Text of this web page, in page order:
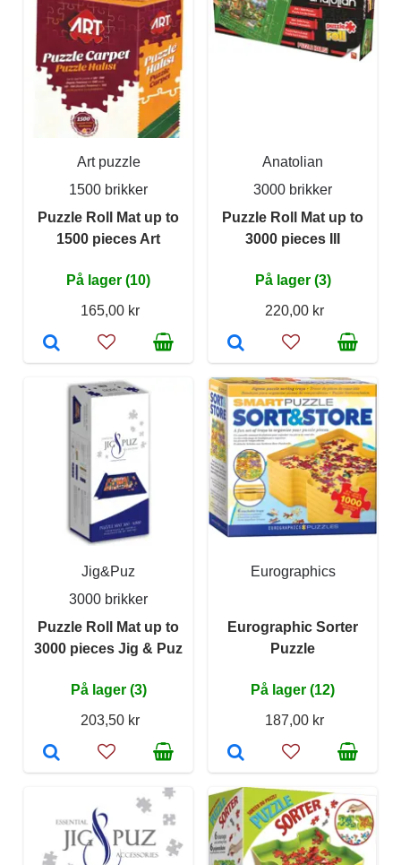
Art puzzle
1500 brikker
Puzzle Roll Mat up to
1500 pieces Art
På lager (10)
165,00 kr
Anatolian
3000 brikker
Puzzle Roll Mat up to
3000 pieces III
På lager (3)
220,00 kr
Jig&Puz
3000 brikker
Puzzle Roll Mat up to
3000 pieces Jig & Puz
På lager (3)
203,50 kr
Eurographics
Eurographic Sorter
Puzzle
På lager (12)
187,00 kr